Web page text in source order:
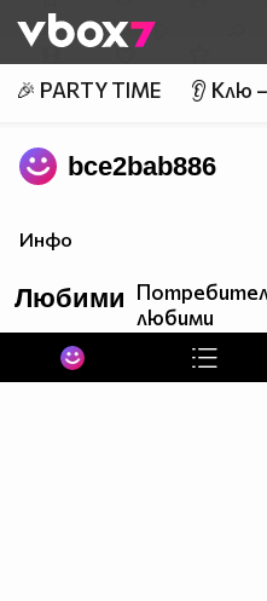
👾
🎉 PARTY TIME 👂 Клю
bce2bab886
Инфо
Любими
любими